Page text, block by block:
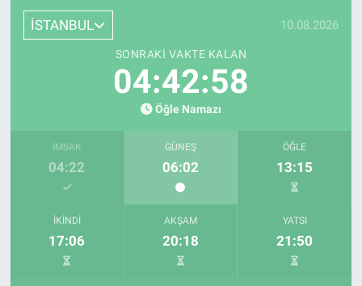
İSTANBUL 10.08.2026
SONRAKI VAKTE KALAN
04:42:57
Öğle Namazı
İMSAK
04:22
GÜNEŞ
06:02
ÖĞLE
13:15
İKINDI
17:06
AKŞAM
20:18
YATSI
21:50